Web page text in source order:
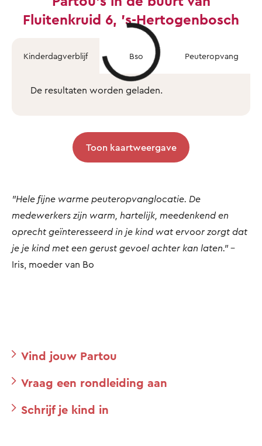
Fluitenkruid 6, 's-Hertogenbosch
Kinderdagverblijf Bso Peuteropvang
De resultaten worden geladen.
Toon kaartweergave
"Hele fijne warme peuteropvanglocatie. De
medewerkers zijn warm, hartelijk, meedenkend en
oprecht geïnteresseerd in je kind wat ervoor zorgt dat
je je kind met een gerust gevoel achter kan laten."-
Iris, moeder van Bo
Vind jouw Partou
Vraag een rondleiding aan
Schrijf je kind in